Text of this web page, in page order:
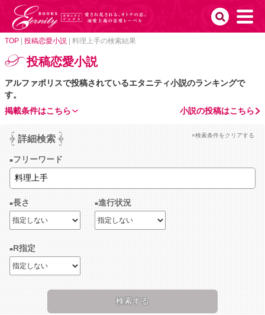
TOP 投稿恋愛小説 料理上手の検索結果
投稿恋愛小説
アルファポリスで投稿されているエタニティ小説のランキングで
す。
小説の投稿はこちら
掲載条件はこちら
詳細検索 ×検索条件をクリアする
フリーワード
長さ 進行状況
R指定